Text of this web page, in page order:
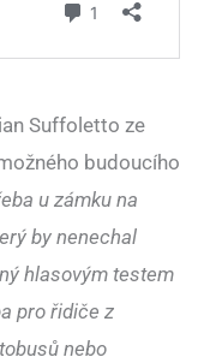
Suffoletto ze
budoucího
u zámku na
by nenechal
hlasovým testem
pro řidiče z
nebo